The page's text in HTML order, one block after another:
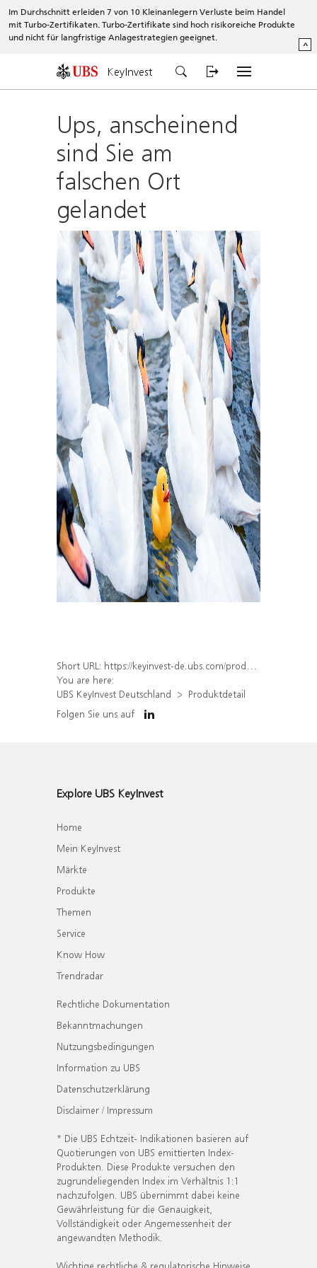
Im Durchschnitt erleiden 7 von 10 Kleinanlegern Verluste beim Handel
mit Turbo-Zertifikaten. Turbo-Zertifikate sind hoch risikoreiche Produkte
und nicht für langfristige Anlagestrategien geeignet.
^
KeyInvest
Ups, anscheinend
sind Sie am
falschen Ort
gelandet
Short URL: https://keyinvest-de.ubs.com/produkt/detail/index/isin/DE000WA3EVU1
You are here:
UBS KeyInvest Deutschland
Produktdetail
Folgen Sie uns auf
Explore UBS KeyInvest
Home
Mein KeyInvest
Märkte
Produkte
Themen
Service
Know How
Trendradar
Rechtliche Dokumentation
Bekanntmachungen
Nutzungsbedingungen
Information zu UBS
Datenschutzerklärung
Disclaimer / Impressum
* Die UBS Echtzeit- Indikationen basieren auf
Quotierungen von UBS emittierten Index-
Produkten. Diese Produkte versuchen den
zugrundeliegenden Index im Verhältnis 1:1
nachzufolgen. UBS übernimmt dabei keine
Gewährleistung für die Genauigkeit,
Vollständigkeit oder Angemessenheit der
angewandten Methodik.